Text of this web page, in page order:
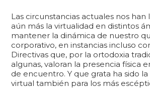
Las circunstancias actuales nos
aún más la virtualidad en distintos
mantener la dinámica de nuestro
corporativo, en instancias incluso
Directivas que, por la ortodoxia
algunas, valoran la presencia física
de encuentro. Y que grata ha sido
virtual también para los más